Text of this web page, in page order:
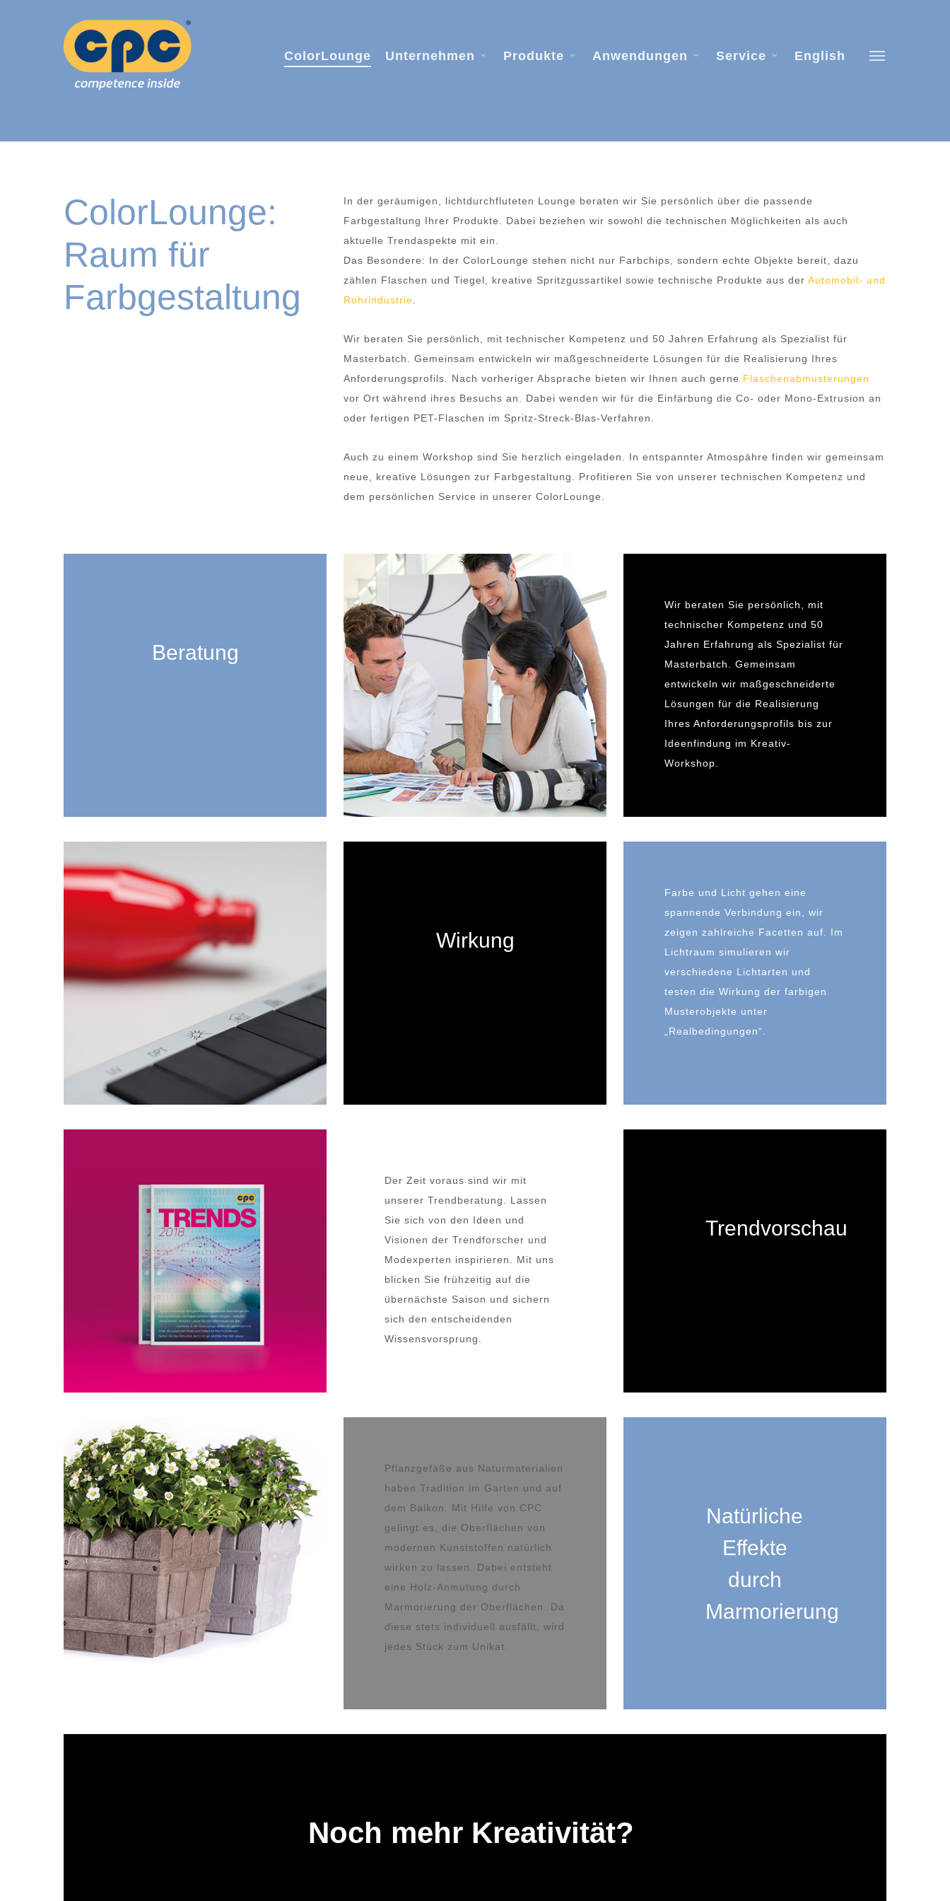
ColorLounge Unternehmen Produkte Anwendungen Service English Menu
ColorLounge:
Raum für
Farbgestaltung
In der geräumigen, lichtdurchfluteten Lounge beraten wir Sie persönlich über die passende
Farbgestaltung Ihrer Produkte. Dabei beziehen wir sowohl die technischen Möglichkeiten als auch
aktuelle Trendaspekte mit ein.
Das Besondere: In der ColorLounge stehen nicht nur Farbchips, sondern echte Objekte bereit, dazu
zählen Flaschen und Tiegel, kreative Spritzgussartikel sowie technische Produkte aus der Automobil- und
Rohrindustrie
Wir beraten Sie persönlich, mit technischer Kompetenz und 50 Jahren Erfahrung als Spezialist für
Masterbatch. Gemeinsam entwickeln wir maßgeschneiderte Lösungen für die Realisierung Ihres
Anforderungsprofils. Nach vorheriger Absprache bieten wir Ihnen auch gerne Flaschenabmusterungen
vor Ort während ihres Besuchs an. Dabei wenden wir für die Einfärbung die Co- oder Mono-Extrusion an
oder fertigen PET-Flaschen im Spritz-Streck-Blas-Verfahren.
Auch zu einem Workshop sind Sie herzlich eingeladen. In entspannter Atmospähre finden wir gemeinsam
neue, kreative Lösungen zur Farbgestaltung. Profitieren Sie von unserer technischen Kompetenz und
dem persönlichen Service in unserer ColorLounge.
Beratung
Wir beraten Sie persönlich, mit
technischer Kompetenz und 50
Jahren Erfahrung als Spezialist für
Masterbatch. Gemeinsam
entwickeln wir maßgeschneiderte
Lösungen für die Realisierung
Ihres Anforderungsprofils bis zur
Ideenfindung im Kreativ-
Workshop.
Wirkung
Farbe und Licht gehen eine
spannende Verbindung ein, wir
zeigen zahlreiche Facetten auf. Im
Lichtraum simulieren wir
verschiedene Lichtarten und
testen die Wirkung der farbigen
Musterobjekte unter
„Realbedingungen“.
Der Zeit voraus sind wir mit
unserer Trendberatung. Lassen
Sie sich von den Ideen und
Visionen der Trendforscher und
Modexperten inspirieren. Mit uns
blicken Sie frühzeitig auf die
übernächste Saison und sichern
sich den entscheidenden
Wissensvorsprung.
Trendvorschau
Pflanzgefäße aus Naturmaterialien
haben Tradition im Garten und auf
dem Balkon. Mit Hilfe von CPC
gelingt es, die Oberflächen von
modernen Kunststoffen natürlich
wirken zu lassen. Dabei entsteht
eine Holz-Anmutung durch
Marmorierung der Oberflächen. Da
diese stets individuell ausfällt, wird
jedes Stück zum Unikat.
Natürliche
Effekte
durch
Marmorierung
Noch mehr Kreativität?